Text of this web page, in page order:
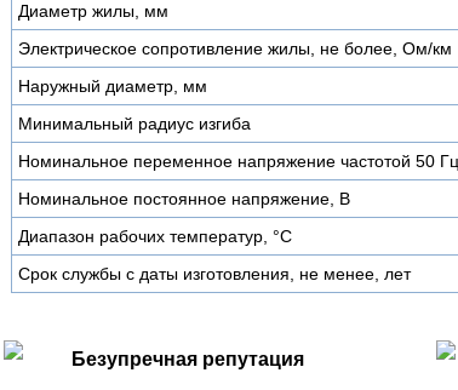
Диаметр жилы, мм
Электрическое сопротивление жилы, не более, Ом/км
Наружный диаметр, мм
Минимальный радиус изгиба
Номинальное переменное напряжение частотой 50
Номинальное постоянное напряжение, В
Диапазон рабочих температур, °C
Срок службы с даты изготовления, не менее, лет
Безупречная репутация